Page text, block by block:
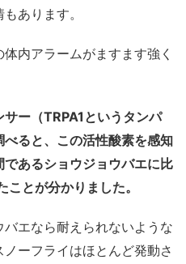
あります。
内アラームがますます強く
ー（TRPA1というタンパ
ると、この活性酸素を感知
あるショウジョウバエに比
とが分かりました。
エなら耐えられないような
ノーフライはほとんど発動さ